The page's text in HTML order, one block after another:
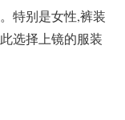
特别是女性,裤装
选择上镜的服装